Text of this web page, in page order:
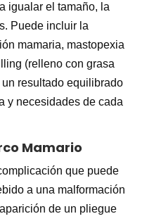
igualar el tamaño, la
Puede incluir la
mamaria, mastopexia
(relleno con grasa
resultado equilibrado
y necesidades de cada
Mamario
que puede
a una malformación
de un pliegue